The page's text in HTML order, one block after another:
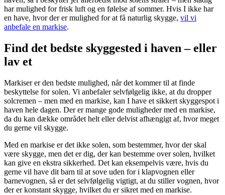
har mulighed for frisk luft og en følelse af sommer. Hvis I ikke har
en have, hvor der er mulighed for at få naturlig skygge, vil vi
anbefale en markise.
Find det bedste skyggested i haven – eller
lav et
Markiser er den bedste mulighed, når det kommer til at finde
beskyttelse for solen. Vi anbefaler selvfølgelig ikke, at du dropper
solcremen – men med en markise, kan I have et sikkert skyggespot i
haven hele dagen. Der er mange gode muligheder med en markise,
da du kan dække området helt eller delvist afhængigt af, hvor meget
du gerne vil skygge.
Med en markise er det ikke solen, som bestemmer, hvor der skal
være skygge, men det er dig, der kan bestemme over solen, hvilket
kan give en ekstra sikkerhed. Det kan eksempelvis være, hvis du
gerne vil have dit barn til at sove uden for i klapvognen eller
barnevognen, så er det selvfølgelig vigtigt, at du stiller vognen, hvor
der er konstant skygge, hvilket du er sikret med en markise.